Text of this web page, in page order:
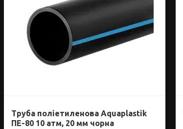
Труба поліетиленова Aquaplastik
ПЕ-80 10 атм, 20 мм чорна